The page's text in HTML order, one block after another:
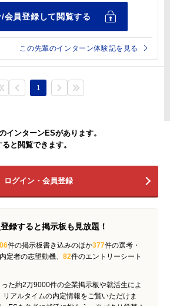
この先輩のインターン体験記を見る
1
インターンESがあります。
と閲覧できます。
ログイン・会員登録
録すると掲示板も見放題！
件の掲示板書き込みのほか377件の選考・
定者の志望動機、 82件のエントリーシート
た約2万9000件の企業掲示板や就活生によ
アルタイムの内定情報をご覧いただけま